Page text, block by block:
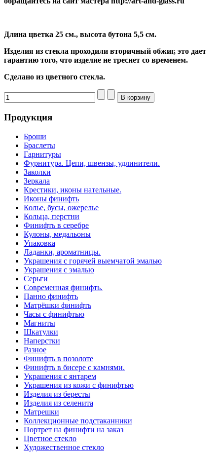
Длина цветка 25 см., высота бутона 5,5 см.
Изделия из стекла проходили вторичный обжиг, это дает
гарантию того, что изделие не треснет со временем.
Сделано из цветного стекла.
Продукция
Броши
Браслеты
Гарнитуры
Фурнитура. Цепи, швензы, удлинители.
Заколки
Зеркала
Крестики, иконы нательные.
Иконы финифть
Колье, бусы, ожерелье
Кольца, перстни
Финифть в серебре
Кулоны, медальоны
Упаковка
Ладанки, ароматницы.
Украшения с горячей выемчатой эмалью
Украшения с эмалью
Серьги
Современная финифть.
Панно финифть
Матрёшки финифть
Часы с финифтью
Магниты
Шкатулки
Наперстки
Разное
Финифть в позолоте
Финифть в бисере с камнями.
Украшения с янтарем
Украшения из кожи с финифтью
Изделия из бересты
Изделия из селенита
Матрешки
Коллекционные подстаканники
Портрет на финифти на заказ
Цветное стекло
Художественное стекло